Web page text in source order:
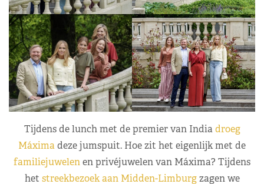
Tijdens de lunch met de premier van Indiadroeg
Máximadeze jumspuit. Hoe zit het eigenlijk met de
familiejuwelenen privéjuwelen van Máxima? Tijdens
het streekbezoek aan Midden-Limburgzagen we